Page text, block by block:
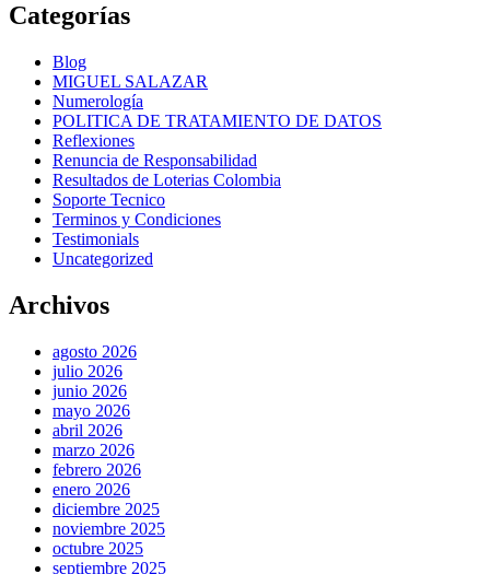
Categorías
Blog
MIGUEL SALAZAR
Numerología
POLITICA DE TRATAMIENTO DE DATOS
Reflexiones
Renuncia de Responsabilidad
Resultados de Loterias Colombia
Soporte Tecnico
Terminos y Condiciones
Testimonials
Uncategorized
Archivos
agosto 2026
julio 2026
junio 2026
mayo 2026
abril 2026
marzo 2026
febrero 2026
enero 2026
diciembre 2025
noviembre 2025
octubre 2025
septiembre 2025